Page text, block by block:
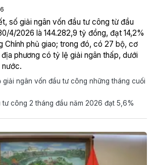
số giải ngân vốn đầu tư công từ đầu
4/2026 là 144.282,9 tỷ đồng, đạt 14,2%
Chính phủ giao; trong đó, có 27 bộ, cơ
địa phương có tỷ lệ giải ngân thấp, dưới
nước.
ngân vốn đầu tư công những tháng cuối
tư công 2 tháng đầu năm 2026 đạt 5,6%